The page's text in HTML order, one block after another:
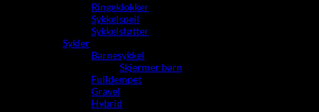
Ringeklokker
Sykkelspeil
Sykkelstøtter
Sykler
Barnesykkel
Skjermer barn
Fulldempet
Gravel
Hybrid